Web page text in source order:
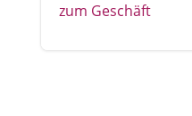
zum Geschäft